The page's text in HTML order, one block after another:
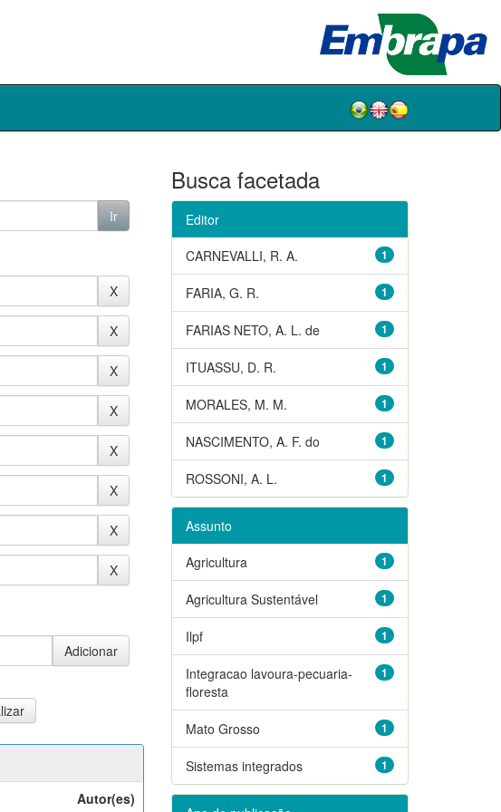
Autor(es)
Busca facetada
Editor
1
CARNEVALLI, R. A.
1
FARIA, G. R.
1
FARIAS NETO, A. L. de
1
ITUASSU, D. R.
1
MORALES, M. M.
1
NASCIMENTO, A. F. do
1
ROSSONI, A. L.
Assunto
1
Agricultura
1
Agricultura Sustentável
1
Ilpf
1
Integracao lavoura-pecuaria-
floresta
1
Mato Grosso
1
Sistemas integrados